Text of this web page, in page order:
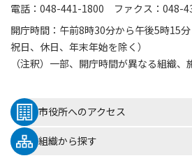
電話：048-441-1800 ファクス：048-
開庁時間：午前8時30分から午後5時15分
祝日、休日、年末年始を除く）
（注釈）一部、開庁時間が異なる組織、
市役所へのアクセス
組織から探す